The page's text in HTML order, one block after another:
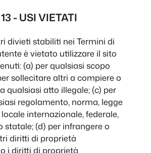
- USI VIETATI
divieti stabiliti nei Termini di
è vietato utilizzare il sito
(a) per qualsiasi scopo
sollecitare altri a compiere o
qualsiasi atto illegale; (c) per
regolamento, norma, legge
internazionale, federale,
statale; (d) per infrangere o
diritti di proprietà
i diritti di proprietà